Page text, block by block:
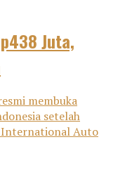
Juta,
membuka
setelah
International Auto